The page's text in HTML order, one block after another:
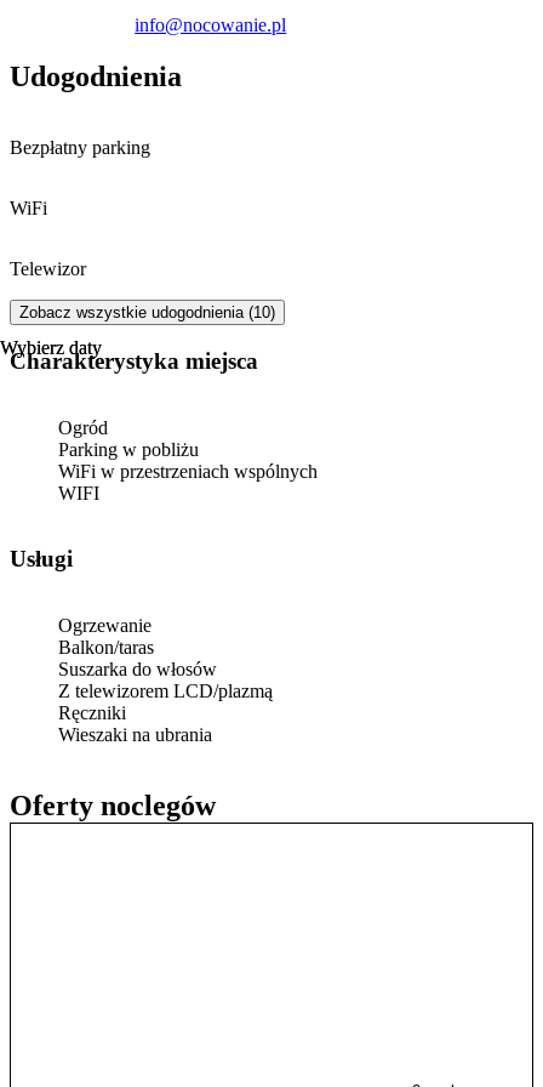
info@nocowanie.pl
Wybierz daty
Oferty noclegów
Wybierz daty
Udogodnienia
Bezpłatny parking
WiFi
Telewizor
Zobacz wszystkie udogodnienia (10)
Charakterystyka miejsca
Ogród
Parking w pobliżu
WiFi w przestrzeniach wspólnych
WIFI
Usługi
Ogrzewanie
Balkon/taras
Suszarka do włosów
Z telewizorem LCD/plazmą
Ręczniki
Wieszaki na ubrania